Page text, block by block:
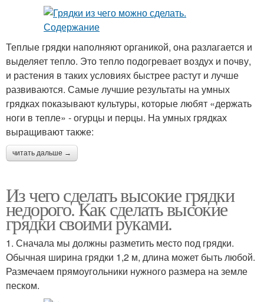
Высокая грядка
Теплые грядки наполняют органикой, она разлагается и
выделяет тепло. Это тепло подогревает воздух и почву,
и растения в таких условиях быстрее растут и лучше
развиваются. Самые лучшие результаты на умных
грядках показывают культуры, которые любят «держать
ноги в тепле» - огурцы и перцы. На умных грядках
выращивают также:
читать дальше →
Из чего сделать высокие грядки
недорого. Как сделать высокие
грядки своими руками.
1. Сначала мы должны разметить место под грядки.
Обычная ширина грядки 1,2 м, длина может быть любой.
Размечаем прямоугольники нужного размера на земле
песком.